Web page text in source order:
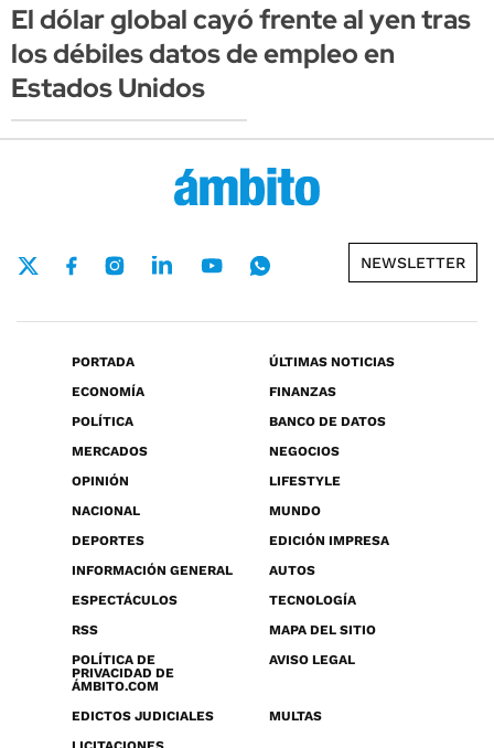
El dólar global cayó frente al yen tras
los débiles datos de empleo en
Estados Unidos
NEWSLETTER
PORTADA
ÚLTIMAS NOTICIAS
ECONOMÍA
FINANZAS
POLÍTICA
BANCO DE DATOS
MERCADOS
NEGOCIOS
OPINIÓN
LIFESTYLE
NACIONAL
MUNDO
DEPORTES
EDICIÓN IMPRESA
INFORMACIÓN GENERAL
AUTOS
ESPECTÁCULOS
TECNOLOGÍA
RSS
MAPA DEL SITIO
POLÍTICA DE
PRIVACIDAD DE
ÁMBITO.COM
AVISO LEGAL
EDICTOS JUDICIALES
MULTAS